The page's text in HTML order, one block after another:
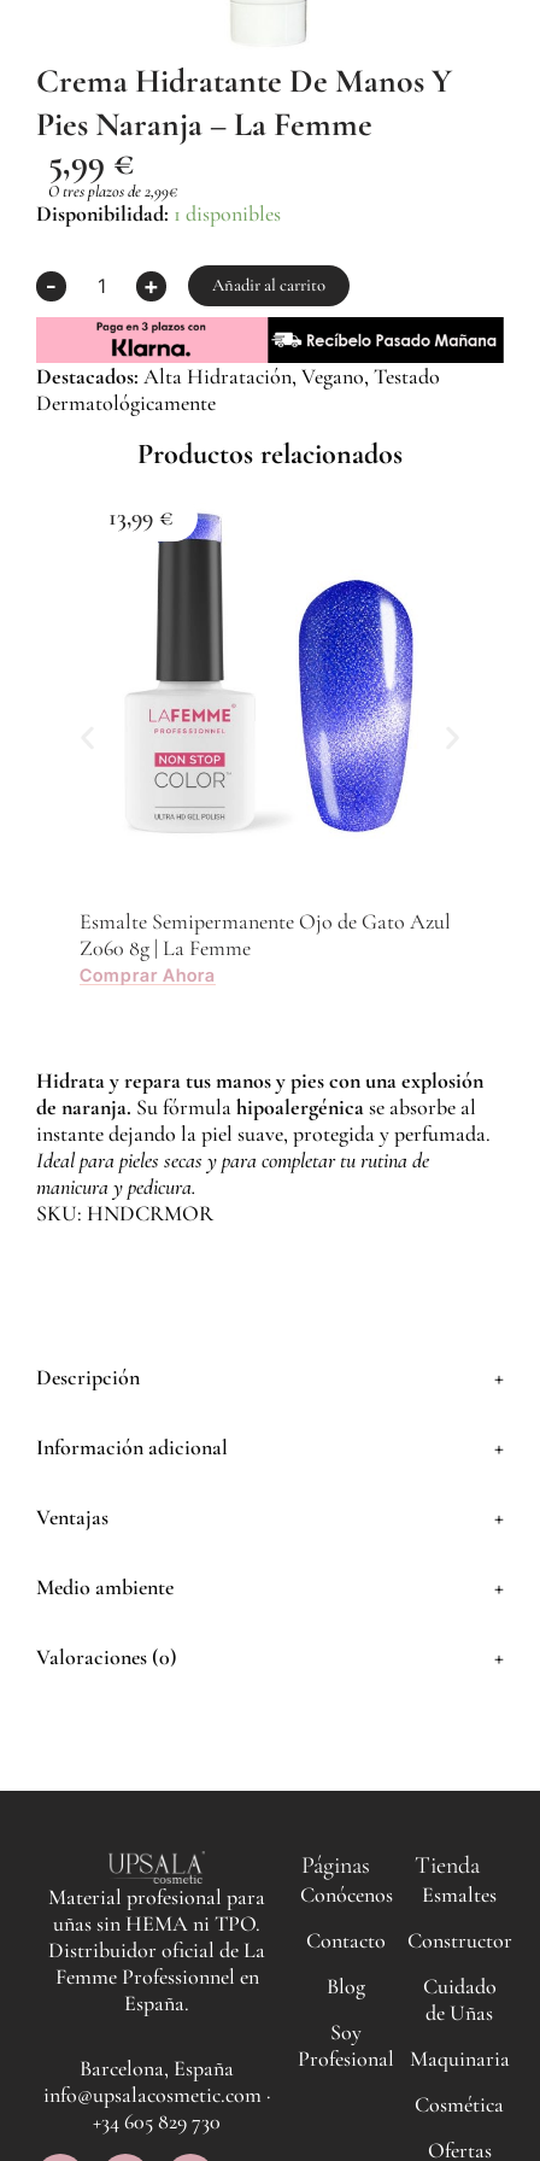
Crema Hidratante De Manos Y
Pies Naranja – La Femme
5,99 €
O tres plazos de 2,99€
Disponibilidad: 1 disponibles
-
Crema
Manos
-
La
+ Añadir al carrito
Destacados: Alta Hidratación, Vegano, Testado
Dermatológicamente
Productos relacionados
13,99 €
Esmalte Semipermanente Ojo de Gato Azul
Z060 8g | La Femme
Comprar Ahora
Hidrata y repara tus manos y pies con una explosión
de naranja. Su fórmulahipoalergénicase absorbe al
instante dejando la piel suave, protegida y perfumada.
Ideal para pieles secas y para completar tu rutina de
manicura y pedicura.
SKU: HNDCRMOR
Descripción +
Información adicional +
Ventajas +
Medio ambiente +
Valoraciones (0) +
Material profesional para
uñas sin HEMA ni TPO.
Distribuidor oficial de La
Femme Professionnel en
España.
Barcelona, España
info@upsalacosmetic.com ·
+34 605 829 730
Páginas
Conócenos
Contacto
Blog
Soy
Profesional
Tienda
Esmaltes
Constructor
Cuidado
de Uñas
Maquinaria
Cosmética
Ofertas